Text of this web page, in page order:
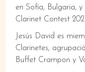
en Sofía, Bulgaria,
Clarinet Contest
Jesús David es
Clarinetes,
Buffet Crampon y